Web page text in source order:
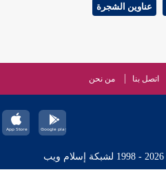
عناوين الشجرة
اتصل بنا من نحن